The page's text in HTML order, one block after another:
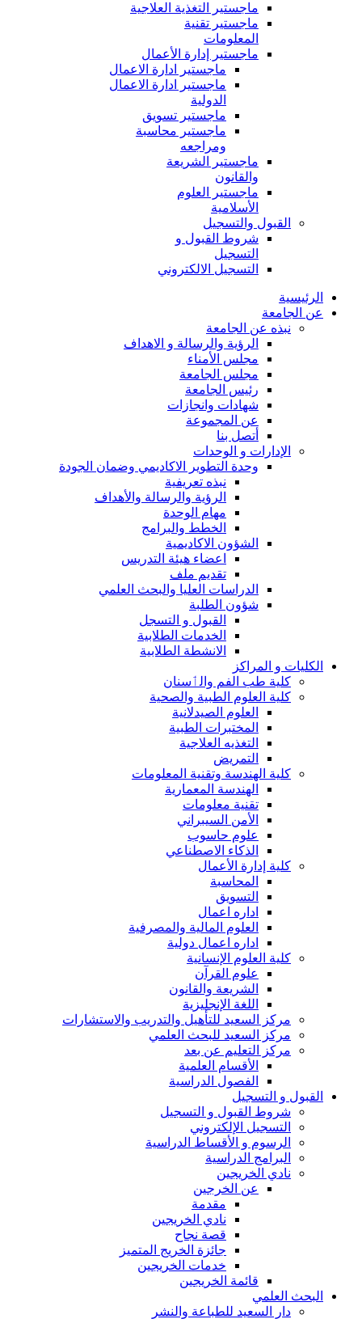
ماجستير التغذية العلاجية
ماجستير تقنية
المعلومات
ماجستير إدارة الأعمال
ماجستير ادارة الاعمال
ماجستير ادارة الاعمال
الدولية
ماجستير تسويق
ماجستير محاسبة
ومراجعه
ماجستير الشريعة
والقانون
ماجستير العلوم
الأسلامية
القبول والتسجيل
شروط القبول و
التسجيل
التسجيل الالكتروني
الرئيسية
عن الجامعة
نبذه عن الجامعة
الرؤية والرسالة و الاهداف
مجلس الأمناء
مجلس الجامعة
رئيس الجامعة
شهادات وانجازات
عن المجموعة
أتصل بنا
الإدارات و الوحدات
وحدة التطوير الاكاديمي وضمان الجودة
نبذه تعريفية
الرؤية والرسالة والأهداف
مهام الوحدة
الخطط والبرامج
الشؤون الاكاديمية
اعضاء هيئة التدريس
تقديم ملف
الدراسات العليا والبحث العلمي
شؤون الطلبة
القبول و التسجل
الخدمات الطلابية
الانشطة الطلابية
الكليات و المراكز
كلية طب الفم والٲسنان
كلية العلوم الطبية والصحية
العلوم الصيدلانية
المختبرات الطبية
التغذيه العلاجية
التمريض
كلية الهندسة وتقنية المعلومات
الهندسة المعمارية
تقنية معلومات
الأمن السيبراني
علوم حاسوب
الذكاء الاصطناعي
كلية إدارة الأعمال
المحاسبة
التسويق
اداره اعمال
العلوم المالية والمصرفية
اداره اعمال دولية
كلية العلوم الإنسانية
علوم القرآن
الشريعة والقانون
اللغة الإنجليزية
مركز السعيد للتأهيل والتدريب والاستشارات
مركز السعيد للبحث العلمي
مركز التعليم عن بعد
الأقسام العلمية
الفصول الدراسية
القبول و التسجيل
شروط القبول و التسجيل
التسجيل الإلكتروني
الرسوم و الأقساط الدراسية
البرامج الدراسية
نادي الخريجين
عن الخرجين
مقدمة
نادي الخريجين
قصة نجاح
جائزة الخريج المتميز
خدمات الخريجين
قائمة الخريجين
البحث العلمي
دار السعيد للطباعة والنشر